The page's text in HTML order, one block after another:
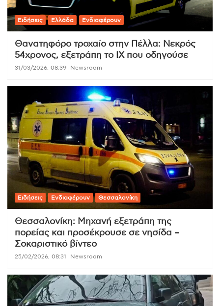
Ειδήσεις Ελλάδα Ενδιαφέρουν
Θανατηφόρο τροχαίο στην Πέλλα: Νεκρός
54χρονος, εξετράπη το ΙΧ που οδηγούσε
31/03/2026, 08:39 Newsroom
Ειδήσεις Ενδιαφέρουν Θεσσαλονίκη
Θεσσαλονίκη: Μηχανή εξετράπη της
πορείας και προσέκρουσε σε νησίδα –
Σοκαριστικό βίντεο
25/02/2026, 08:31 Newsroom